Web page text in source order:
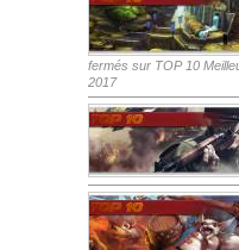
fermés sur TOP 10
2017